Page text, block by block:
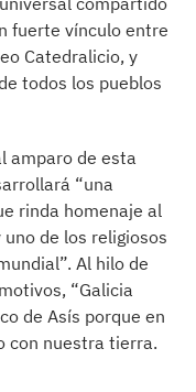
fuerte vínculo entre
Catedralicio, y
todos los pueblos
amparo de esta
“una
rinda homenaje al
de los religiosos
Al hilo de
“Galicia
de Asís porque en
con nuestra tierra.